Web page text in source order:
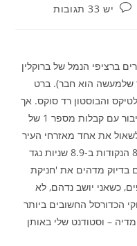
תגובות:
יש 33 תגובות
ברציפי הנמל של ברוקלין
שלמעשה הוא חבר). ברט
והבוסטון רד סוקס. אך
כולם מתגמדים מול רג'י מילר, אוייב הציבור עם קבלות מספר 1 של
את אחד מאזרחי העיר
המכובדים ספייק לי. הוא יספר לכם על 8 הנקודות ב-8.9 שניות נגד
בדיוק מדהים את 'חניקת
שעשה מילר לעבר 19,674 צופים, כשאני יושב נדהם, לא
הכדורסל החשובים ביותר
– וסטודנט שלי באותן